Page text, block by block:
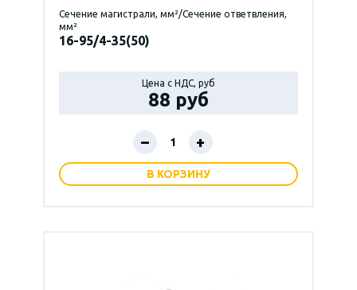
Сечение магистрали, мм²/Сечение ответвления,
мм²
16-95/4-35(50)
Цена с НДС, руб
88 руб
– +
В КОРЗИНУ